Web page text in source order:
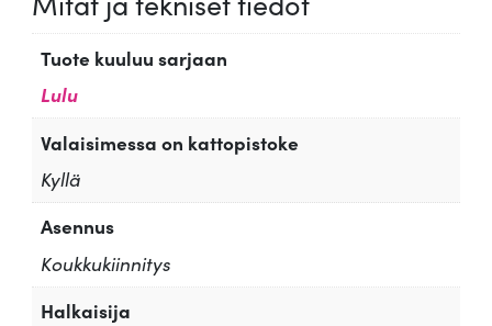
Tuote kuuluu sarjaan
Lulu
Valaisimessa on kattopistoke
Kyllä
Asennus
Koukkukiinnitys
Halkaisija